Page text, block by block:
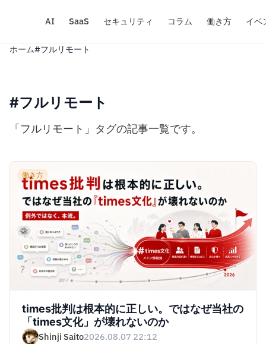
AI SaaS セキュリティ コラム 働き方 イベ
ホーム#フルリモート
#フルリモート
「フルリモート」タグの記事一覧です。
働き方
times批判は根本的に正しい。ではなぜ当社の
「times文化」が壊れないのか
Shinji Saito2026.08.07 22:12